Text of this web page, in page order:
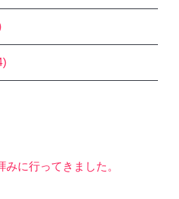
に行ってきました。